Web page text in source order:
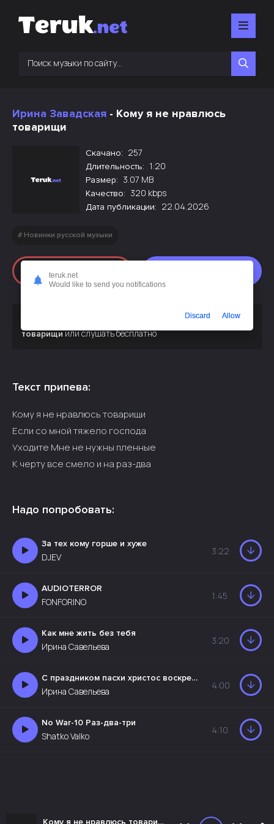
Ирина Завадская - Кому я не нравлюсь
товарищи
Скачано: 257
Длительность: 1:20
Размер: 3.07 MB
Качество: 320 kbps
Дата публикации: 22.04.2026
Новинки русской музыки
Слушать
Ирина Завадская - Кому я не нравлюсь
товарищиили слушать бесплатно
Текст припева:
Кому я не нравлюсь товарищи
Если со мной тяжело господа
Уходите Мне не нужны пленные
К черту все смело и на раз-два
Надо попробовать:
За тех кому горше и хуже
DJEV
3:22
AUDIOTERROR
FONFORINO
1:45
Как мне жить без тебя
Ирина Савельева
3:20
С праздником пасхи христос воскресе
Ирина Савельева
4:00
No War-10 Раз-два-три
Shatko Valko
4:10
Кому я не нравлюсь товарищи
teruk.net
Would like to send you notifications
Discard Allow